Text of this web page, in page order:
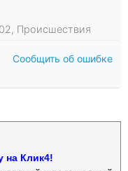
Происшествия
Сообщить об ошибке
на Клик4!